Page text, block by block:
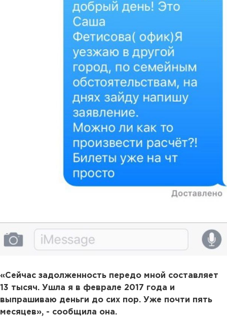
«Сейчас задолженность передо мной составляет
13 тысяч. Ушла я в феврале 2017 года и
выпрашиваю деньги до сих пор. Уже почти пять
месяцев», - сообщила она.